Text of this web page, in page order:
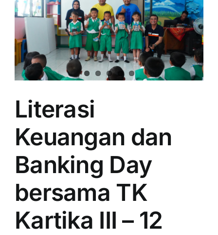
Literasi
Keuangan dan
Banking Day
bersama TK
Kartika III – 12